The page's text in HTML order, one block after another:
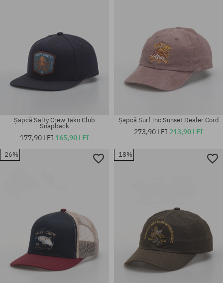
Șapcă Salty Crew Tako Club
Snapback
177,90 LEI 165,90 LEI
Șapcă Surf Inc Sunset Dealer Cord
273,90 LEI 213,90 LEI
-26% -18%